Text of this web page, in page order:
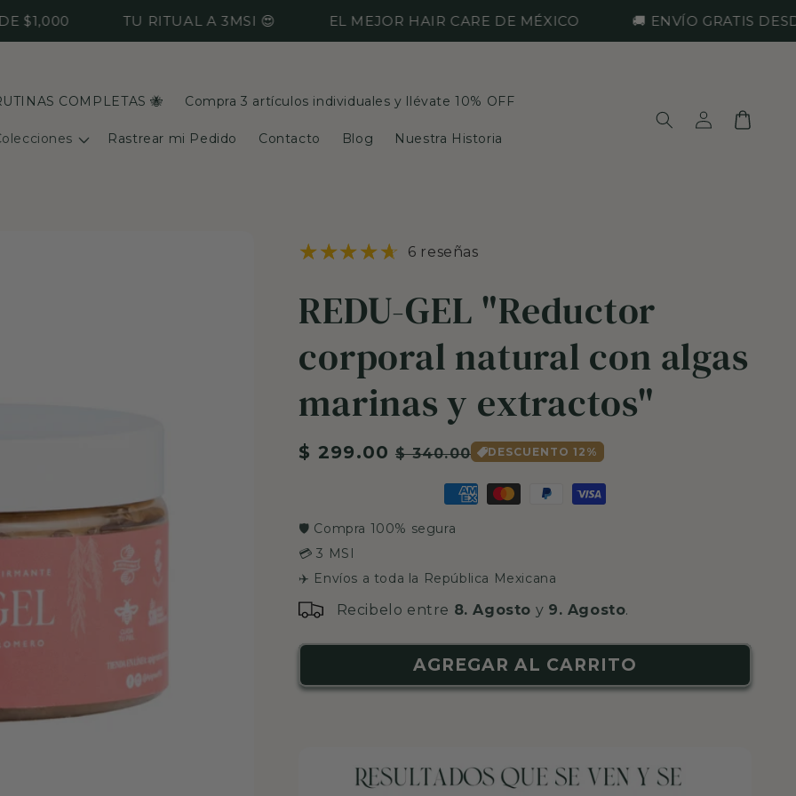
TU RITUAL A 3MSI 😍 EL MEJOR HAIR CARE DE MÉXICO 🚚 ENVÍO GRATIS DESDE
COMPLETAS 🐝 Compra 3 artículos individuales y llévate 10% OFF
Rastrear mi Pedido Contacto Blog Nuestra Historia
Iniciar
sesión
Carrito
6 reseñas
REDU-GEL "Reductor
corporal natural con algas
marinas y extractos"
Precio
$ 299.00 Precio
oferta
$ 340.00 DESCUENTO 12%
🛡️ Compra 100% segura
💳 3 MSI
✈️ Envíos a toda la República Mexicana
Recibelo entre 8. Agosto y 9. Agosto.
AGREGAR AL CARRITO